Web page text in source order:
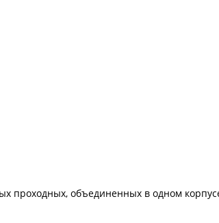
проходных, объединенных в одном